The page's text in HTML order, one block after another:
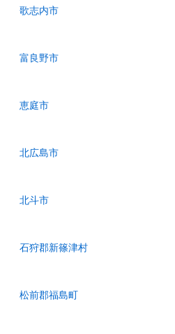
歌志内市
富良野市
恵庭市
北広島市
北斗市
石狩郡新篠津村
松前郡福島町